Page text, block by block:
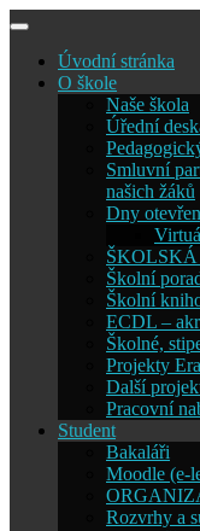
Skip
contentÚvodní stránka
O škole
Naše škola
Úřední
Smluvní
našich žáků
Dny
Školní
Školní
ECDL –
Školné,
Projekty
Další
Pracovní
Student
Bakaláři
Moodle (e-
Rozvrhy a